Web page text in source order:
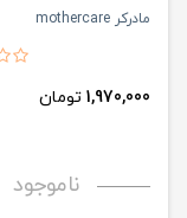
مادرکر mothercare
1,970,000 تومان
ناموجود